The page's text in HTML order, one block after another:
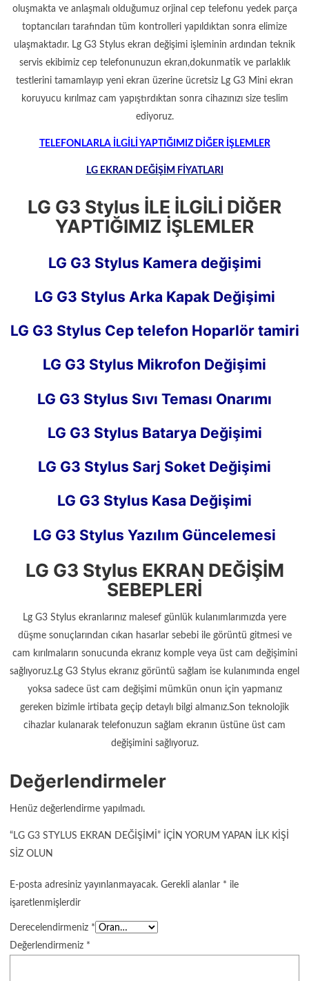
oluşmakta ve anlaşmalı olduğumuz orjinal cep telefonu yedek parça
toptancıları tarafından tüm kontrolleri yapıldıktan sonra elimize
ulaşmaktadır. Lg G3 Stylus ekran değişimi işleminin ardından teknik
servis ekibimiz cep telefonunuzun ekran,dokunmatik ve parlaklık
testlerini tamamlayıp yeni ekran üzerine ücretsiz Lg G3 Mini ekran
koruyucu kırılmaz cam yapıştırdıktan sonra cihazınızı size teslim
ediyoruz.
TELEFONLARLA İLGİLİ YAPTIĞIMIZ DİĞER İŞLEMLER
LG EKRAN DEĞİŞİM FİYATLARI
LG G3 Stylus İLE İLGİLİ DİĞER
YAPTIĞIMIZ İŞLEMLER
LG G3 Stylus Kamera değişimi
LG G3 Stylus Arka Kapak Değişimi
LG G3 Stylus Cep telefon Hoparlör tamiri
LG G3 Stylus Mikrofon Değişimi
LG G3 Stylus Sıvı Teması Onarımı
LG G3 Stylus Batarya Değişimi
LG G3 Stylus Sarj Soket Değişimi
LG G3 Stylus Kasa Değişimi
LG G3 Stylus Yazılım Güncelemesi
LG G3 Stylus EKRAN DEĞİŞİM
SEBEPLERİ
Lg G3 Stylus ekranlarınız malesef günlük kulanımlarımızda yere
düşme sonuçlarından cıkan hasarlar sebebi ile görüntü gitmesi ve
cam kırılmaların sonucunda ekranız komple veya üst cam değişimini
sağlıyoruz.Lg G3 Stylus ekranız görüntü sağlam ise kulanımında engel
yoksa sadece üst cam değişimi mümkün onun için yapmanız
gereken bizimle irtibata geçip detaylı bilgi almanız.Son teknolojik
cihazlar kulanarak telefonuzun sağlam ekranın üstüne üst cam
değişimini sağlıyoruz.
Değerlendirmeler
Henüz değerlendirme yapılmadı.
“LG G3 STYLUS EKRAN DEĞIŞIMI” IÇIN YORUM YAPAN ILK KIŞI
SIZ OLUN
E-posta adresiniz yayınlanmayacak. Gerekli alanlar * ile
işaretlenmişlerdir
Derecelendirmeniz *
Değerlendirmeniz *